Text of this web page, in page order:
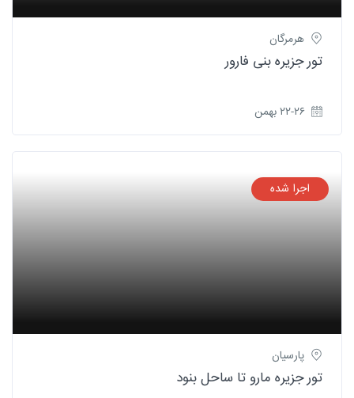
هرمرگان
تور جزیره بنی فارور
۲۲-۲۶ بهمن
اجرا شده
پارسیان
تور جزیره مارو تا ساحل بنود